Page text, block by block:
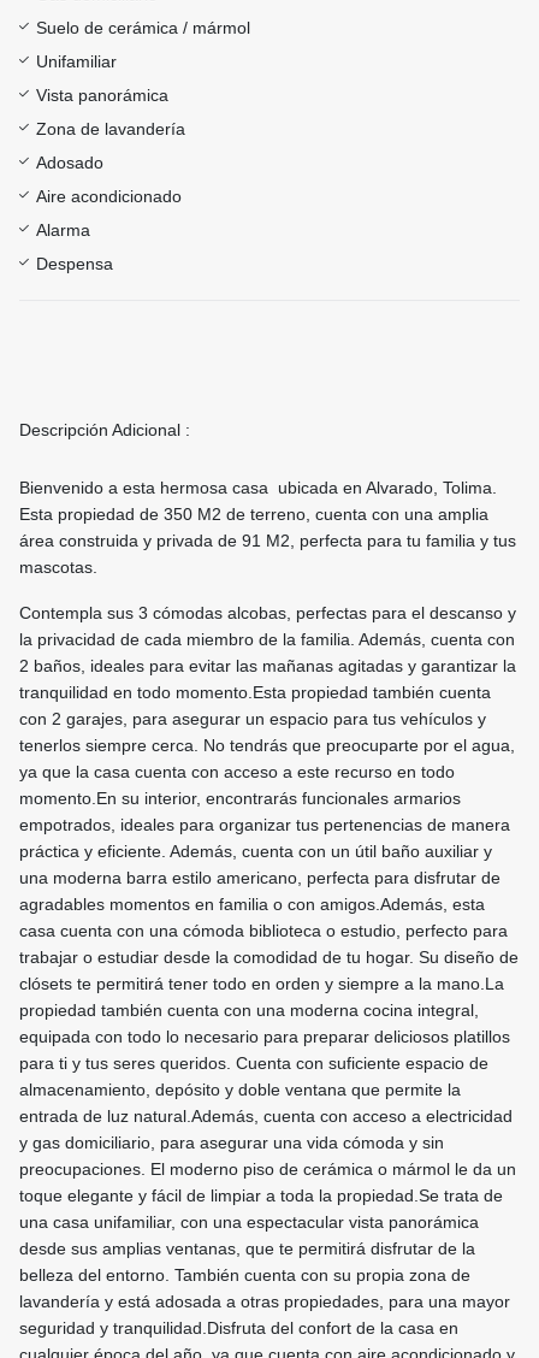
Suelo de cerámica / mármol
Unifamiliar
Vista panorámica
Zona de lavandería
Adosado
Aire acondicionado
Alarma
Despensa
Descripción Adicional :
Bienvenido a esta hermosa casa ubicada en Alvarado, Tolima.
Esta propiedad de 350 M2 de terreno, cuenta con una amplia
área construida y privada de 91 M2, perfecta para tu familia y tus
mascotas.
Contempla sus 3 cómodas alcobas, perfectas para el descanso y
la privacidad de cada miembro de la familia. Además, cuenta con
2 baños, ideales para evitar las mañanas agitadas y garantizar la
tranquilidad en todo momento.Esta propiedad también cuenta
con 2 garajes, para asegurar un espacio para tus vehículos y
tenerlos siempre cerca. No tendrás que preocuparte por el agua,
ya que la casa cuenta con acceso a este recurso en todo
momento.En su interior, encontrarás funcionales armarios
empotrados, ideales para organizar tus pertenencias de manera
práctica y eficiente. Además, cuenta con un útil baño auxiliar y
una moderna barra estilo americano, perfecta para disfrutar de
agradables momentos en familia o con amigos.Además, esta
casa cuenta con una cómoda biblioteca o estudio, perfecto para
trabajar o estudiar desde la comodidad de tu hogar. Su diseño de
clósets te permitirá tener todo en orden y siempre a la mano.La
propiedad también cuenta con una moderna cocina integral,
equipada con todo lo necesario para preparar deliciosos platillos
para ti y tus seres queridos. Cuenta con suficiente espacio de
almacenamiento, depósito y doble ventana que permite la
entrada de luz natural.Además, cuenta con acceso a electricidad
y gas domiciliario, para asegurar una vida cómoda y sin
preocupaciones. El moderno piso de cerámica o mármol le da un
toque elegante y fácil de limpiar a toda la propiedad.Se trata de
una casa unifamiliar, con una espectacular vista panorámica
desde sus amplias ventanas, que te permitirá disfrutar de la
belleza del entorno. También cuenta con su propia zona de
lavandería y está adosada a otras propiedades, para una mayor
seguridad y tranquilidad.Disfruta del confort de la casa en